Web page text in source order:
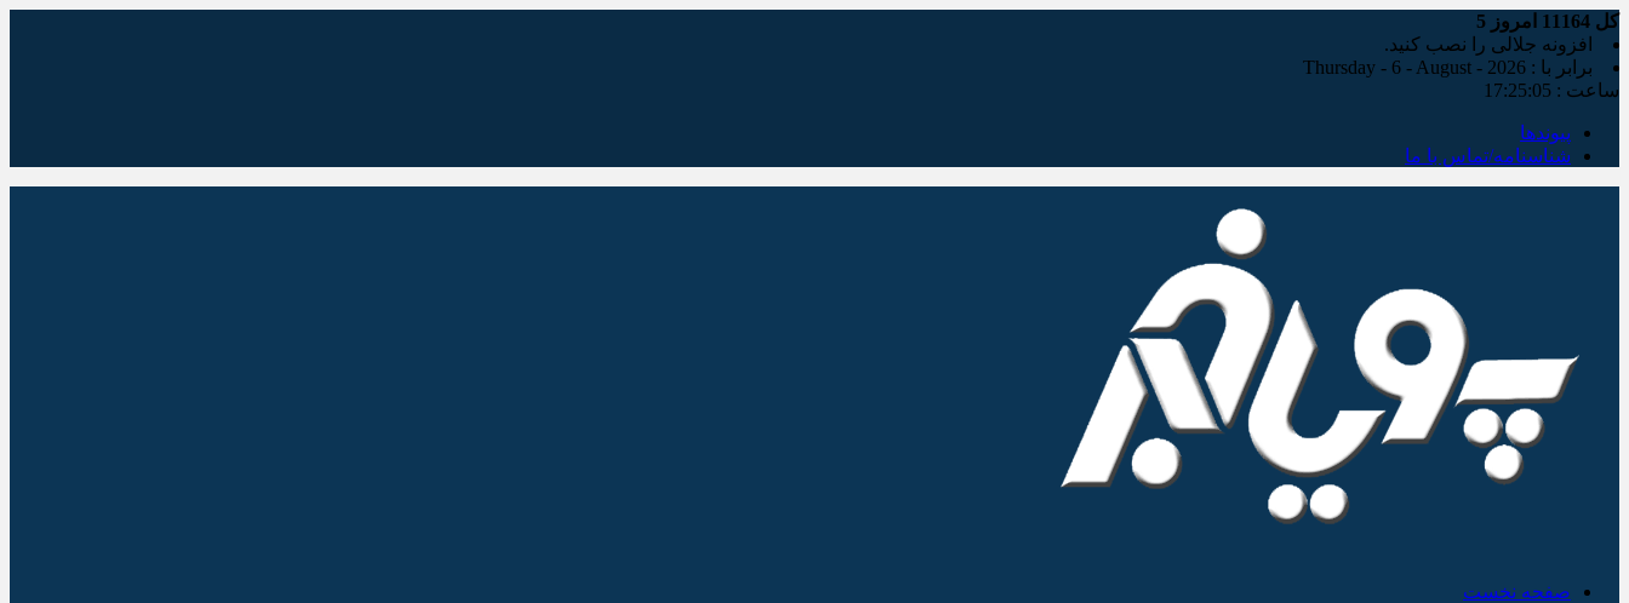
کل امروز 5
افزونه جلالی را نصب کنید.
برابر با : Thursday - 6 - August - 2026
ساعت : 17:25:06
پیوندها
شناسنامه/تماس با ما
صفحه نخست